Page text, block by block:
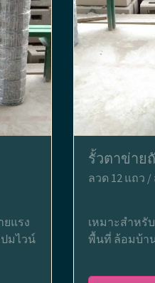
ยแรง
มไวน์
รั้วตาข่าย
ลวด 12 แถว /
เหมาะสำหรั
พื้นที่ ล้อมบ้า